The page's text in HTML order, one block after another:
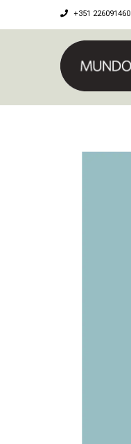
+351 226091460